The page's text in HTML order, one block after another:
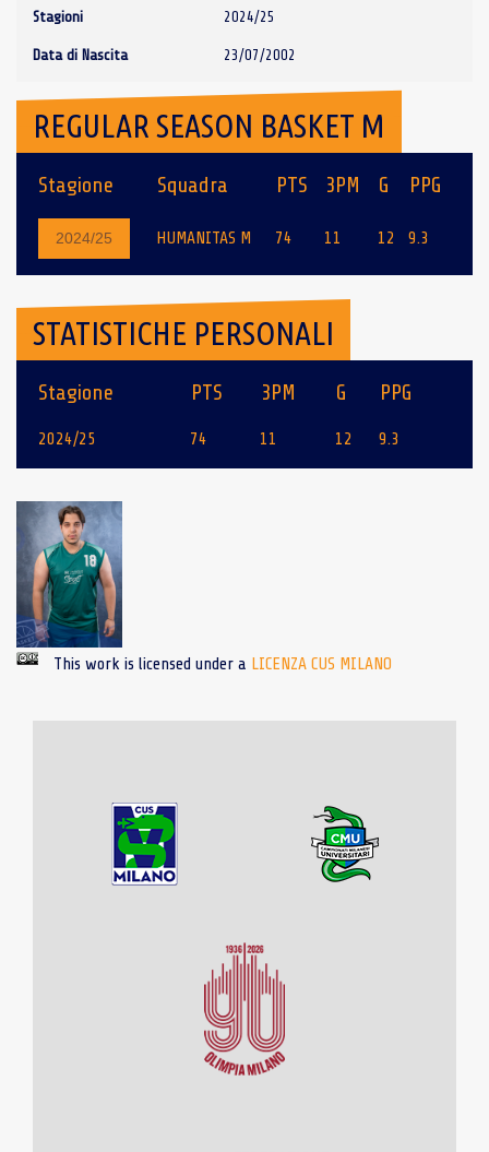
Stagioni 2024/25
Data di Nascita 23/07/2002
REGULAR SEASON BASKET M
Stagione Squadra PTS 3PM G PPG
2024/25 HUMANITAS M 74 11 12 9.3
STATISTICHE PERSONALI
Stagione PTS 3PM G PPG
2024/25 74 11 12 9.3
This work is licensed under a LICENZA CUS MILANO